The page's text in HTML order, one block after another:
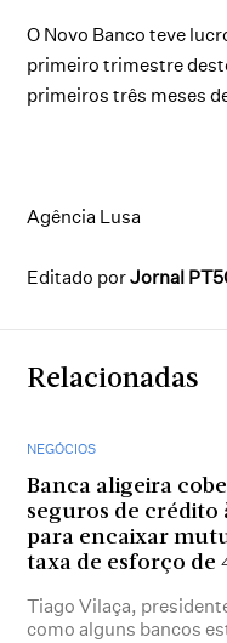
O Novo Banco teve
primeiro trimestre
primeiros três meses
Agência Lusa
Editado porJornal
Relacionadas
NEGÓCIOS
Banca aligeira
seguros de crédito
para encaixar
taxa de esforço de
Tiago Vilaça,
como alguns bancos